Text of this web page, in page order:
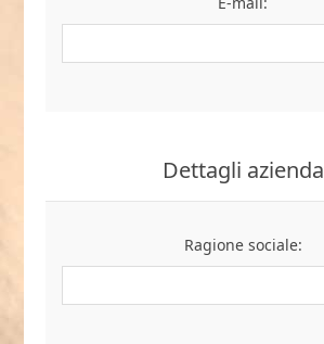
Dettagli azienda
Ragione sociale: